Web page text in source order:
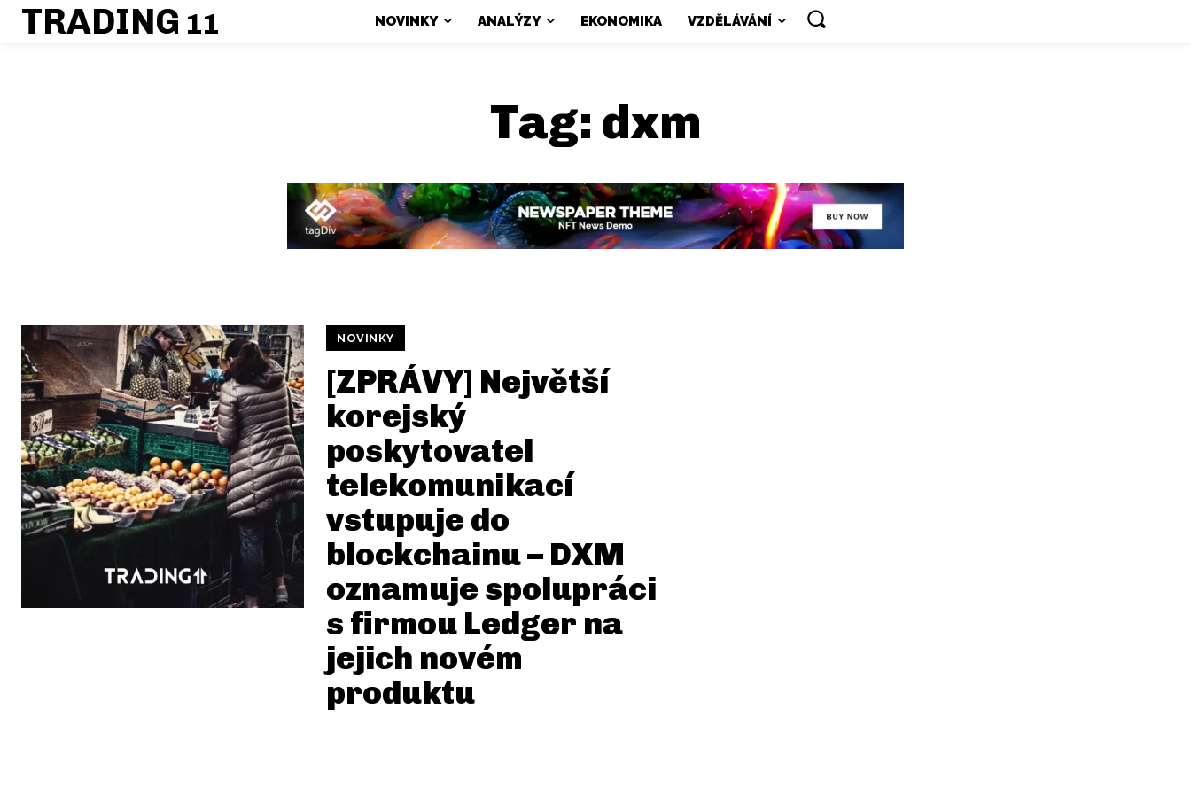
TRADING 11 NOVINKY ANALÝZY EKONOMIKA VZDĚLÁVÁNÍ
Tag: dxm
NOVINKY
[ZPRÁVY] Největší
korejský
poskytovatel
telekomunikací
vstupuje do
blockchainu – DXM
oznamuje spolupráci
s firmou Ledger na
jejich novém
produktu